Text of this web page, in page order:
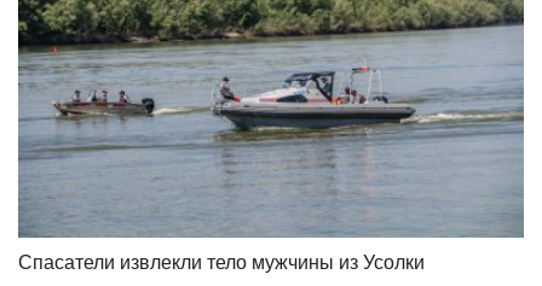
Спасатели извлекли тело мужчины из Усолки